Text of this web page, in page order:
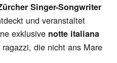
Singer-Songwriter
und veranstaltet
exklusive notte italiana
die nicht ans Mare